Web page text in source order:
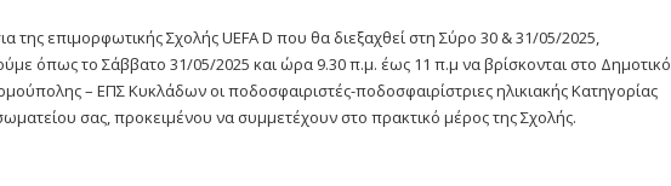
της επιμορφωτικής Σχολής UEFA D που θα διεξαχθεί στη Σύρο 30 & 31/05/2025,
όπως το Σάββατο 31/05/2025 και ώρα 9.30 π.μ. έως 11 π.μ να βρίσκονται στο Δημοτικό
– ΕΠΣ Κυκλάδων οι ποδοσφαιριστές-ποδοσφαιρίστριες ηλικιακής Κατηγορίας
σας, προκειμένου να συμμετέχουν στο πρακτικό μέρος της Σχολής.